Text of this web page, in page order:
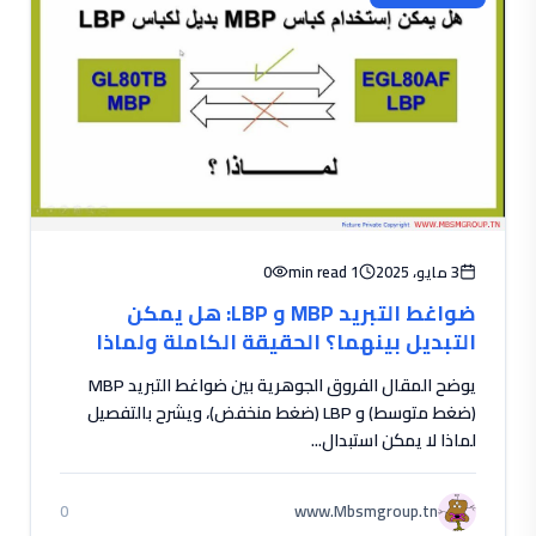
3 مايو، 2025 1 min read
0
ضواغط التبريد MBP و LBP: هل يمكن
التبديل بينهما؟ الحقيقة الكاملة ولماذا
يهم الفنيين
يوضح المقال الفروق الجوهرية بين ضواغط التبريد MBP
(ضغط متوسط) و LBP (ضغط منخفض)، ويشرح بالتفصيل
لماذا لا يمكن استبدال...
www.Mbsmgroup.tn
0